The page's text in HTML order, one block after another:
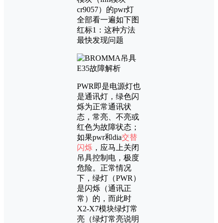
cr9057）的pwr灯
全部看一遍如下图
红标1：这种方法
最快发现问题
PWR即是电源灯也
是通讯灯，绿色闪
烁为正常通讯状
态，常亮、不亮或
红色为故障状态；
如果pwr和dia交替
闪烁 ，应马上关闭
吊具控制电，极度
危险。正常情况
下，绿灯（PWR）
是闪烁（通讯正
常）的，而此时
X2-X7模块绿灯常
亮（绿灯常亮说明